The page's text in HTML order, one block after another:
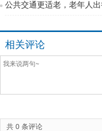
公共交通更适老，老年人
相关评论
共 0 条评论